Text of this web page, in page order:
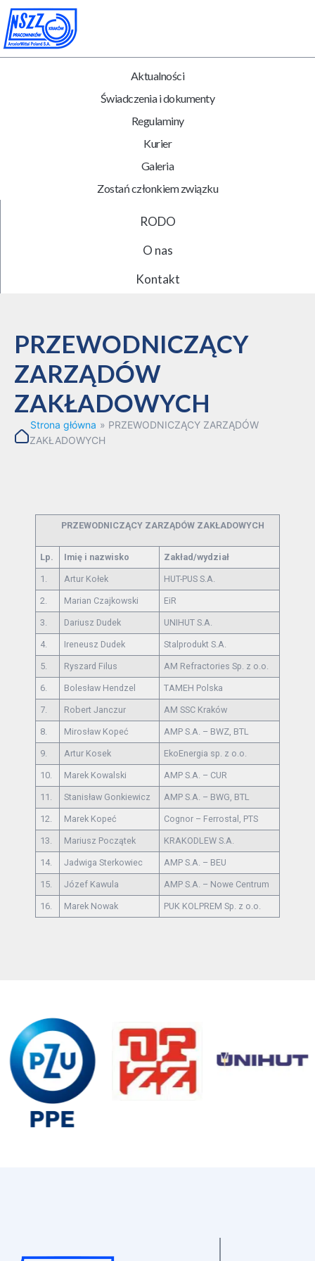
RODO
O nas
Kontakt
Aktualności
Świadczenia i dokumenty
Regulaminy
Kurier
Galeria
Zostań członkiem związku
PRZEWODNICZĄCY
ZARZĄDÓW
ZAKŁADOWYCH
Strona główna » PRZEWODNICZĄCY ZARZĄDÓW
ZAKŁADOWYCH
PRZEWODNICZĄCY ZARZĄDÓW ZAKŁADOWYCH
Lp. Imię i nazwisko Zakład/wydział
1. Artur Kołek HUT-PUS S.A.
2. Marian Czajkowski EiR
3. Dariusz Dudek UNIHUT S.A.
4. Ireneusz Dudek Stalprodukt S.A.
5. Ryszard Filus AM Refractories Sp. z o.o.
6. Bolesław Hendzel TAMEH Polska
7. Robert Janczur AM SSC Kraków
8. Mirosław Kopeć AMP S.A. – BWZ, BTL
9. Artur Kosek EkoEnergia sp. z o.o.
10. Marek Kowalski AMP S.A. – CUR
11. Stanisław Gonkiewicz AMP S.A. – BWG, BTL
12. Marek Kopeć Cognor – Ferrostal, PTS
13. Mariusz Początek KRAKODLEW S.A.
14. Jadwiga Sterkowiec AMP S.A. – BEU
15. Józef Kawula AMP S.A. – Nowe Centrum
16. Marek Nowak PUK KOLPREM Sp. z o.o.